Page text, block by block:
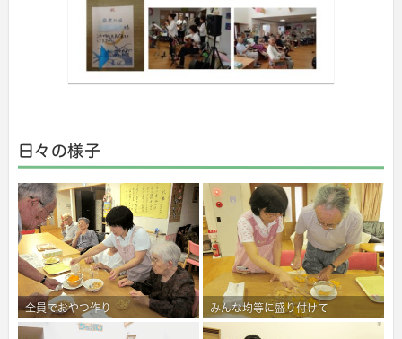
日々の様子
全員でおやつ作り みんな均等に盛り付けて